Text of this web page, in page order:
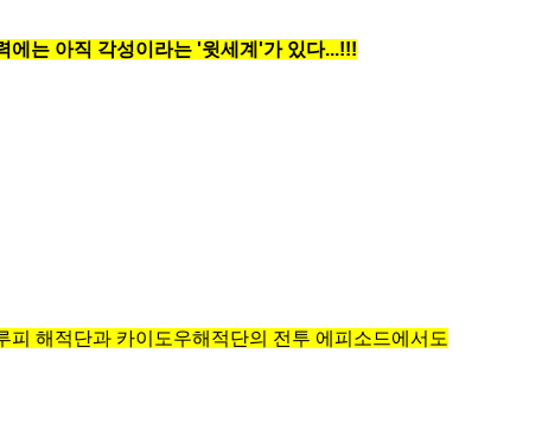
에는 아직 각성이라는 '윗세계'가 있다...!!!
피 해적단과 카이도우해적단의 전투 에피소드에서도